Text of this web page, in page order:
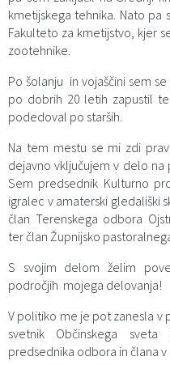
kmetijskega tehnika. Nato pa
Fakulteto za kmetijstvo, kjer
zootehnike.
Po šolanju in vojaščini sem
po dobrih 20 letih zapustil
podedoval po starših.
Na tem mestu se mi zdi
dejavno vključujem v delo
Sem predsednik Kulturno
igralec v amaterski gledališki
član Terenskega odbora
ter član Župnijsko
S svojim delom želim
področjih mojega delovanja!
V politiko me je pot zanesla v
svetnik Občinskega
predsednika odbora in člana
Zaščita prijaviteljev
Fotogalerija
Organigram
Uradne ure
Svet koroške regije
Javni razpisi in objave
Lokalne volitve
Projekti in investicije
Celostna prometna
Občinski predpisi
Izleti in poti
3D predstavitev občine
Virtualna panorama